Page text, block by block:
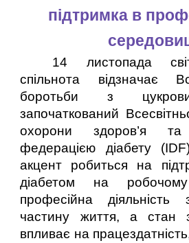
підтримка в
14 листопада
спільнота відзначає
боротьби з
започаткований
охорони здоров’я та
федерацією діабету
акцент робиться на
діабетом на
професійна діяльність
частину життя, а стан
впливає на